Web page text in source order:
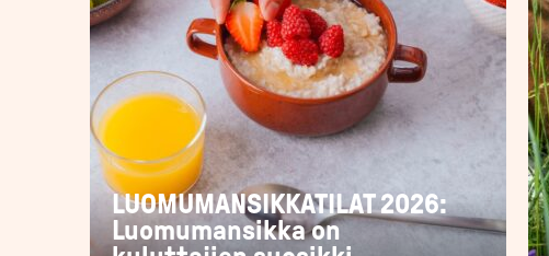
LUOMUMANSIKKATILAT 2026:
Luomumansikka on